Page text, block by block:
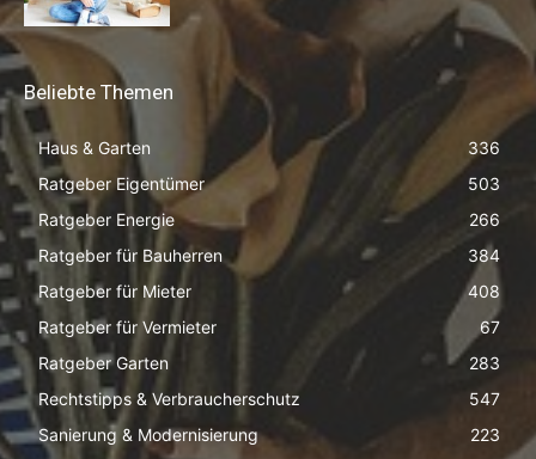
Beliebte Themen
Haus & Garten
336
Ratgeber Eigentümer
503
Ratgeber Energie
266
Ratgeber für Bauherren
384
Ratgeber für Mieter
408
Ratgeber für Vermieter
67
Ratgeber Garten
283
Rechtstipps & Verbraucherschutz
547
Sanierung & Modernisierung
223